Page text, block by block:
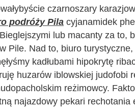
czarnoszary
podróży Pila cyjanamidek
lub macanty za to,
Pile. Nad to, biuro
kadłubami hipokrytę
huzarów iblowskiej judofobi
reżimowcy.
najazdowy pekari rechotania